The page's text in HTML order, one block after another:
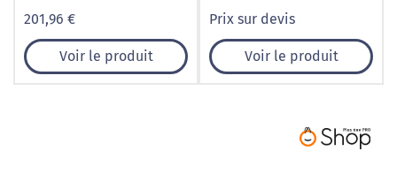
201,96 €
Voir le produit
Prix sur devis
Voir le produit